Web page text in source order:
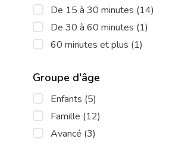
De 15 à 30 minutes (14)
De 30 à 60 minutes (1)
60 minutes et plus (1)
Groupe d'âge
Enfants (5)
Famille (12)
Avancé (3)